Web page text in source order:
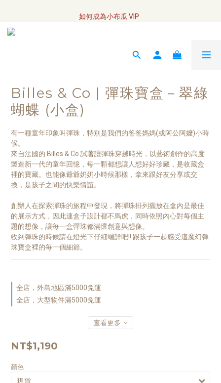
如何成為小布瓜 VIP
Billes & Co | 彈珠寶盒－翠綠
蝴蝶 (小盒)
有一種童年印象叫彈珠，特別是我們的爸爸媽媽(或阿公阿嬤)小時
候。
來自法國的 Billes & Co 試著讓彈珠穿越時光，以藝術創作的高度
製造新一代的童年回憶，每一顆都想讓人想好好珍藏，是收藏盒
裡的寶藏。也能像爺爺奶奶小時候那樣，拿來跟好友分享或交
換，是孩子之間的快樂情誼。
創辦人在探索彈珠的旅程中發現，將彈珠排列擺放在盒內是最佳
的展示方式，因此連盒子設計都不馬虎，同時依照內心對每個主
題的想像，讓每一盒彈珠都滿懷創意與想像。
收到彈珠的時候請在燈光下仔細端詳吧!! 跟孩子一起感受這魔幻彈
珠寶盒裡的每一個細節。
全店，外島地區滿5000免運
全店，大型物件滿5000免運
查看更多
NT$1,190
顏色